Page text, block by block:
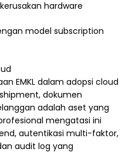
hardware
model subscription
EMKL dalam adopsi cloud
dokumen
adalah aset yang
mengatasi ini
autentikasi multi-faktor,
audit log yang